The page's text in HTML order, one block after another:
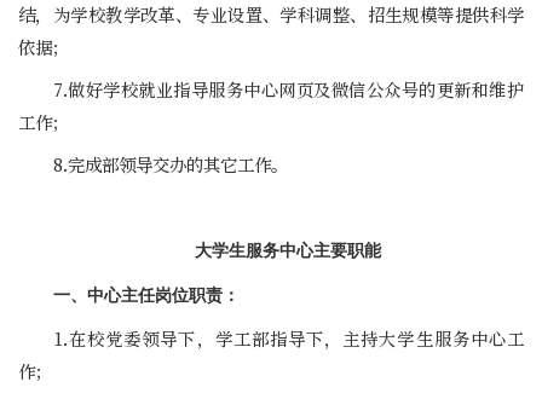
结，为学校教学改革、专业设置、学科调整、招生规模等提供科学
依据；
7.做好学校就业指导服务中心网页及微信公众号的更新和维护
工作；
8.完成部领导交办的其它工作。
大学生服务中心主要职能
一、中心主任岗位职责：
1.在校党委领导下，学工部指导下，主持大学生服务中心工
作；